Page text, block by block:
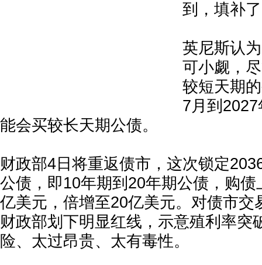
到，填补
英尼斯认
可小觑，
较短天期
7月到
能会买较长天期公债。
财政部4日将重返债市，这次锁定
公债，即10年期到20年期公债，购
亿美元，倍增至20亿美元。对债市交
财政部划下明显红线，示意殖利率突
险、太过昂贵、太有毒性。